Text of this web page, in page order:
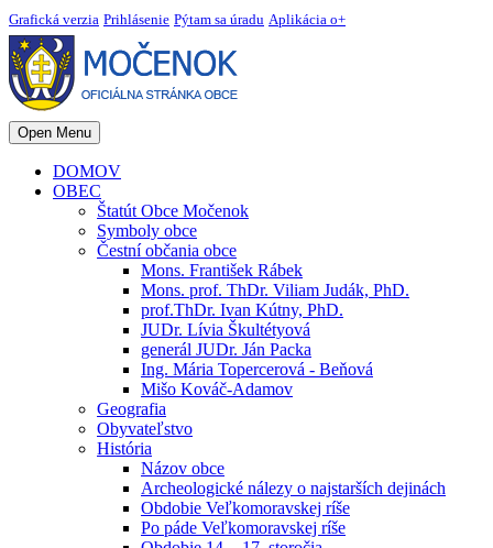
Grafická verzia Prihlásenie Pýtam sa úradu Aplikácia o+
Open Menu
DOMOV
OBEC
Štatút Obce Močenok
Symboly obce
Čestní občania obce
Mons. František Rábek
Mons. prof. ThDr. Viliam Judák, PhD.
prof.ThDr. Ivan Kútny, PhD.
JUDr. Lívia Škultétyová
generál JUDr. Ján Packa
Ing. Mária Topercerová - Beňová
Mišo Kováč-Adamov
Geografia
Obyvateľstvo
História
Názov obce
Archeologické nálezy o najstarších dejinách
Obdobie Veľkomoravskej ríše
Po páde Veľkomoravskej ríše